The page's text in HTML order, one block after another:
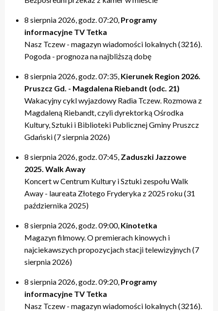
20:00 – relacje
21:40 – Pytania do Prezydenta / Pytania do Starosty
22:00 – relacje
20:00 – relacje
21:40 – Opinie w Radiu Tczew
22:00 – relacje
19:40 – Kulturalne pogaduszki / Fabryczne Pogaduszki
20:00 – relacje
21:20 – Nasz Tczew, Pogoda
21:40 – KinoteTka
21:50 – Kulturalne pogaduszki / Fabryczne Pogaduszki
22:00 – relacje
19:50 – relacje
21:40 – Tczew Mówi
21:50 – relacje
17:40 – Powtórki programów z tygodnia
20:40 – relacje tygodnia
8 sierpnia 2026, godz. 07:20, Programy
informacyjne TV Tetka
Nasz Tczew - magazyn wiadomości lokalnych (3216).
Pogoda - prognoza na najbliższą dobę
8 sierpnia 2026, godz. 07:35, Kierunek Region 2026.
Pruszcz Gd. - Magdalena Riebandt (odc. 21)
Wakacyjny cykl wyjazdowy Radia Tczew. Rozmowa z
Magdaleną Riebandt, czyli dyrektorką Ośrodka
Kultury, Sztuki i Biblioteki Publicznej Gminy Pruszcz
Gdański (7 sierpnia 2026)
8 sierpnia 2026, godz. 07:45, Zaduszki Jazzowe
2025. Walk Away
Koncert w Centrum Kultury i Sztuki zespołu Walk
Away - laureata Złotego Fryderyka z 2025 roku (31
października 2025)
8 sierpnia 2026, godz. 09:00, Kinotetka
Magazyn filmowy. O premierach kinowych i
najciekawszych propozycjach stacji telewizyjnych (7
sierpnia 2026)
8 sierpnia 2026, godz. 09:20, Programy
informacyjne TV Tetka
Nasz Tczew - magazyn wiadomości lokalnych (3216).